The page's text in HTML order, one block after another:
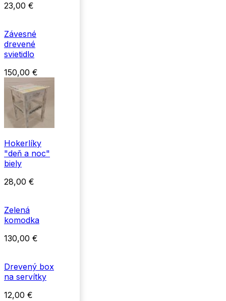
23,00 €
Závesné
drevené
svietidlo
150,00 €
Hokerlíky
"deň a noc"
biely
28,00 €
Zelená
komodka
130,00 €
Drevený box
na servítky
12,00 €